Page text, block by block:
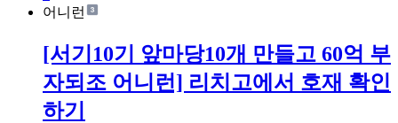
어니런
[서기10기 앞마당10개 만들고 60억 부
자되조 어니런] 리치고에서 호재 확인
하기